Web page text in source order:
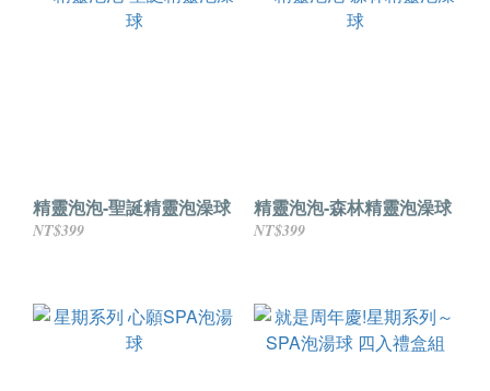
精靈泡泡-聖誕精靈泡澡球
NT$399
精靈泡泡-森林精靈泡澡球
NT$399